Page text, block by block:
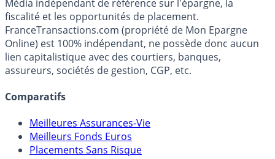
Premier guide épargne de France, en ligne depuis 2001.
Média indépendant de référence sur l'épargne, la
fiscalité et les opportunités de placement.
FranceTransactions.com (propriété de Mon Epargne
Online) est 100% indépendant, ne possède donc aucun
lien capitalistique avec des courtiers, banques,
Meilleures Assurances-Vie
Meilleurs Fonds Euros